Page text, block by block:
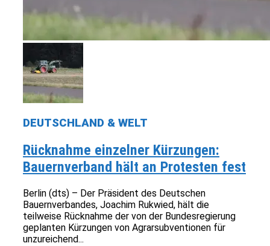
DEUTSCHLAND & WELT
Rücknahme einzelner Kürzungen:
Bauernverband hält an Protesten fest
Berlin (dts) – Der Präsident des Deutschen
Bauernverbandes, Joachim Rukwied, hält die
teilweise Rücknahme der von der Bundesregierung
geplanten Kürzungen von Agrarsubventionen für
unzureichend...